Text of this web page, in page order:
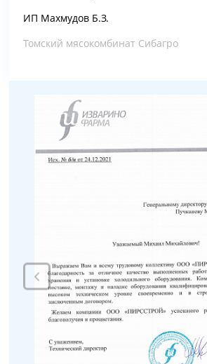
ИП Махмудов Б.З.
Томский мясокомбинат Сибагро